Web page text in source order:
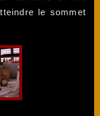
le sommet